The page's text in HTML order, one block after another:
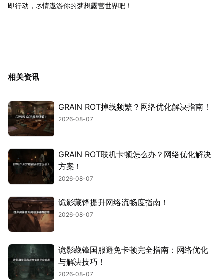
即行动，尽情遨游你的梦想露营世界吧！
相关资讯
GRAIN ROT掉线频繁？网络优化解决指南！
2026-08-07
GRAIN ROT联机卡顿怎么办？网络优化解决
方案！
2026-08-07
诡影藏锋提升网络流畅度指南！
2026-08-07
诡影藏锋国服避免卡顿完全指南：网络优化
与解决技巧！
2026-08-07